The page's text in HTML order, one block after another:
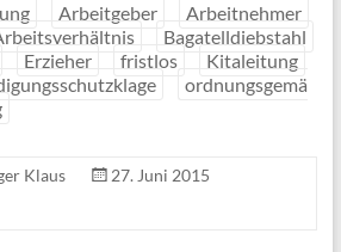
Arbeitgeber
Arbeitnehmer
Bagatelldiebstahl
Erzieher fristlos
Kitaleitung
ordnungsgemä
Klaus
27. Juni 2015